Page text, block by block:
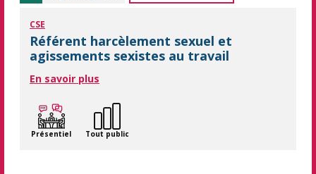
CSE
Référent harcèlement sexuel et
agissements sexistes au travail
En savoir plus
Présentiel Tout public